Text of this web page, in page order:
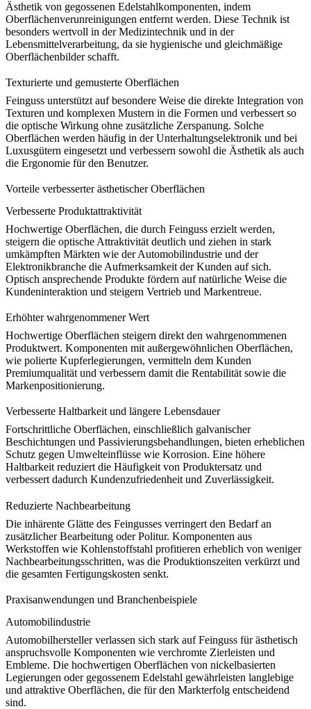
Ästhetik von gegossenen Edelstahlkomponenten, indem
Oberflächenverunreinigungen entfernt werden. Diese Technik ist
besonders wertvoll in derMedizintechnik und in der
Lebensmittelverarbeitung, da sie hygienische und gleichmäßige
Oberflächenbilder schafft.
Texturierte und gemusterte Oberflächen
Feinguss unterstützt auf besondere Weise die direkte Integration von
Texturen und komplexen Mustern in die Formen und verbessert so
die optische Wirkung ohne zusätzliche Zerspanung. Solche
Oberflächen werden häufig in derUnterhaltungselektronik und bei
Luxusgütern eingesetzt und verbessern sowohl die Ästhetik als auch
die Ergonomie für den Benutzer.
Vorteile verbesserter ästhetischer Oberflächen
Verbesserte Produktattraktivität
Hochwertige Oberflächen, die durch Feinguss erzielt werden,
steigern die optische Attraktivität deutlich und ziehen in stark
umkämpften Märkten wie derAutomobilindustrie und der
Elektronikbranche die Aufmerksamkeit der Kunden auf sich.
Optisch ansprechende Produkte fördern auf natürliche Weise die
Kundeninteraktion und steigern Vertrieb und Markentreue.
Erhöhter wahrgenommener Wert
Hochwertige Oberflächen steigern direkt den wahrgenommenen
Produktwert. Komponenten mit außergewöhnlichen Oberflächen,
wie polierte Kupferlegierungen, vermitteln dem Kunden
Premiumqualität und verbessern damit die Rentabilität sowie die
Markenpositionierung.
Verbesserte Haltbarkeit und längere Lebensdauer
Fortschrittliche Oberflächen, einschließlich galvanischer
Beschichtungen und Passivierungsbehandlungen, bieten erheblichen
Schutz gegen Umwelteinflüsse wie Korrosion. Eine höhere
Haltbarkeit reduziert die Häufigkeit von Produktersatz und
verbessert dadurch Kundenzufriedenheit und Zuverlässigkeit.
Reduzierte Nachbearbeitung
Die inhärente Glätte des Feingusses verringert den Bedarf an
zusätzlicher Bearbeitung oder Politur. Komponenten aus
Werkstoffen wie Kohlenstoffstahl profitieren erheblich von weniger
Nachbearbeitungsschritten, was die Produktionszeiten verkürzt und
die gesamten Fertigungskosten senkt.
Praxisanwendungen und Branchenbeispiele
Automobilindustrie
Automobilhersteller verlassen sich stark auf Feinguss für ästhetisch
anspruchsvolle Komponenten wie verchromte Zierleisten und
Embleme. Die hochwertigen Oberflächen von nickelbasierten
Legierungen oder gegossenem Edelstahl gewährleisten langlebige
und attraktive Oberflächen, die für den Markterfolg entscheidend
sind.